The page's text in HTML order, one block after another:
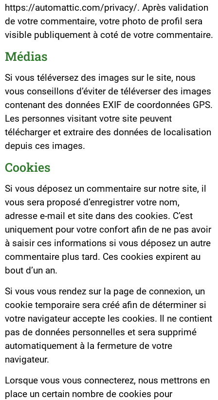
https://automattic.com/privacy/. Après validation
de votre commentaire, votre photo de profil sera
visible publiquement à coté de votre commentaire.
Médias
Si vous téléversez des images sur le site, nous
vous conseillons d’éviter de téléverser des images
contenant des données EXIF de coordonnées GPS.
Les personnes visitant votre site peuvent
télécharger et extraire des données de localisation
depuis ces images.
Cookies
Si vous déposez un commentaire sur notre site, il
vous sera proposé d’enregistrer votre nom,
adresse e-mail et site dans des cookies. C’est
uniquement pour votre confort afin de ne pas avoir
à saisir ces informations si vous déposez un autre
commentaire plus tard. Ces cookies expirent au
bout d’un an.
Si vous vous rendez sur la page de connexion, un
cookie temporaire sera créé afin de déterminer si
votre navigateur accepte les cookies. Il ne contient
pas de données personnelles et sera supprimé
automatiquement à la fermeture de votre
navigateur.
Lorsque vous vous connecterez, nous mettrons en
place un certain nombre de cookies pour